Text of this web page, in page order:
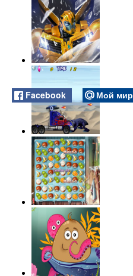
Facebook Мой мир